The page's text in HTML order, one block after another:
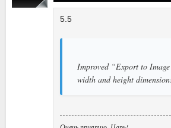
5.5
Improved “Export to
width and height